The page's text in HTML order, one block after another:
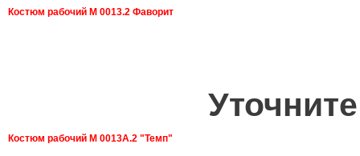
Костюм рабочий М 0013.2 Фаворит
Костюм рабочий М 0013А.2 "Темп"